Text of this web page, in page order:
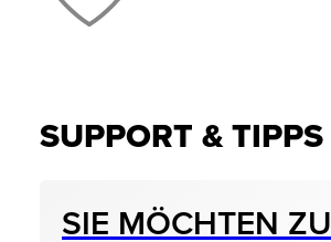
SUPPORT & TIPPS
SIE MÖCHTEN ZU